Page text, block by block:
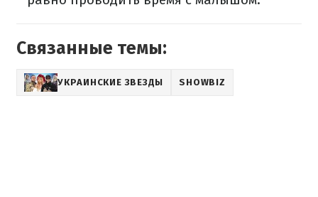
Связанные темы:
УКРАИНСКИЕ ЗВЕЗДЫ SHOWBIZ